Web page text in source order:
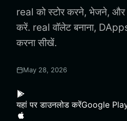
Español (Argentina)
real को स्टोर करने, भेजने, और
करें. real वॉलेट बनाना,
करना सीखें.
May 28, 2026
यहां पर डाउनलोड करेंGoogle